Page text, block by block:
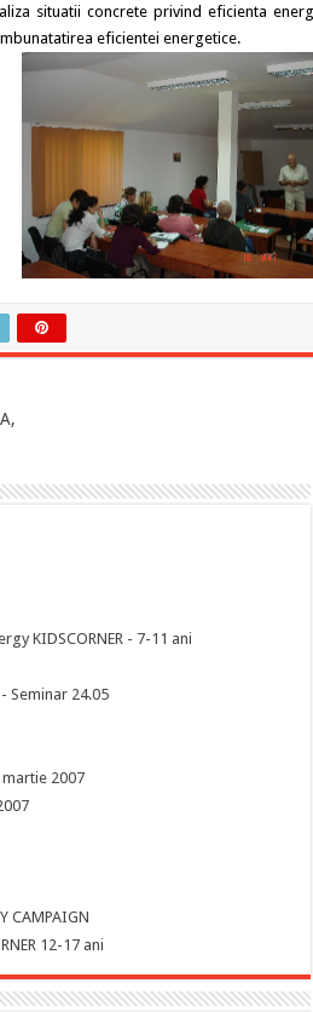
situatii concrete privind eficienta
eficientei energetice.
KIDSCORNER - 7-11 ani
Seminar 24.05
2007
CAMPAIGN
12-17 ani